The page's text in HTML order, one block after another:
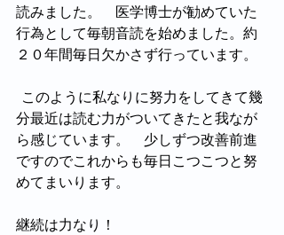
読みました。　医学博士が勧めていた
行為として毎朝音読を始めました。約
２０年間毎日欠かさず行っています。
分最近は読む力がついてきたと我なが
ら感じています。　少しずつ改善前進
ですのでこれからも毎日こつこつと努
めてまいります。
継続は力なり！